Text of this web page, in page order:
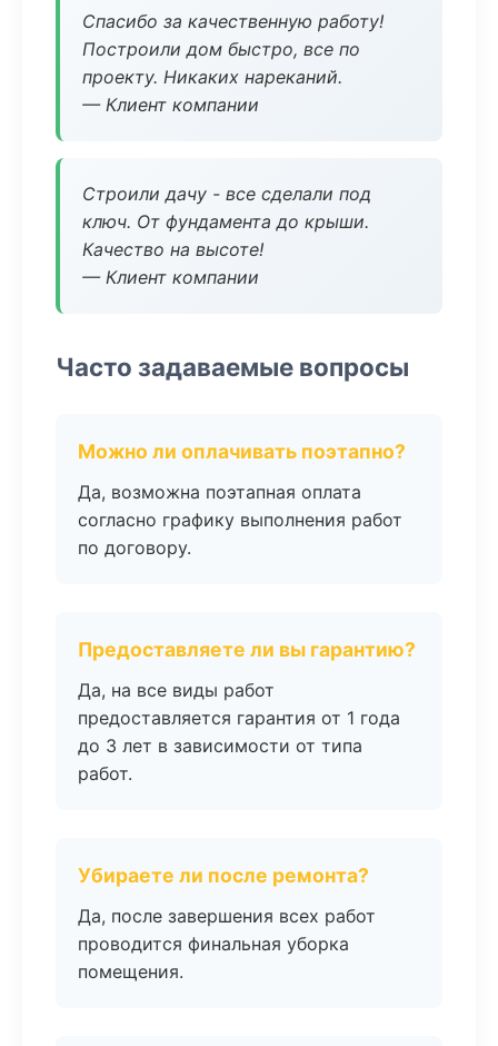
Спасибо за качественную работу!
Построили дом быстро, все по
проекту. Никаких нареканий.
— Клиент компании
Строили дачу - все сделали под
ключ. От фундамента до крыши.
Качество на высоте!
— Клиент компании
Часто задаваемые вопросы
Можно ли оплачивать поэтапно?
Да, возможна поэтапная оплата
согласно графику выполнения работ
по договору.
Предоставляете ли вы гарантию?
Да, на все виды работ
предоставляется гарантия от 1 года
до 3 лет в зависимости от типа
работ.
Убираете ли после ремонта?
Да, после завершения всех работ
проводится финальная уборка
помещения.